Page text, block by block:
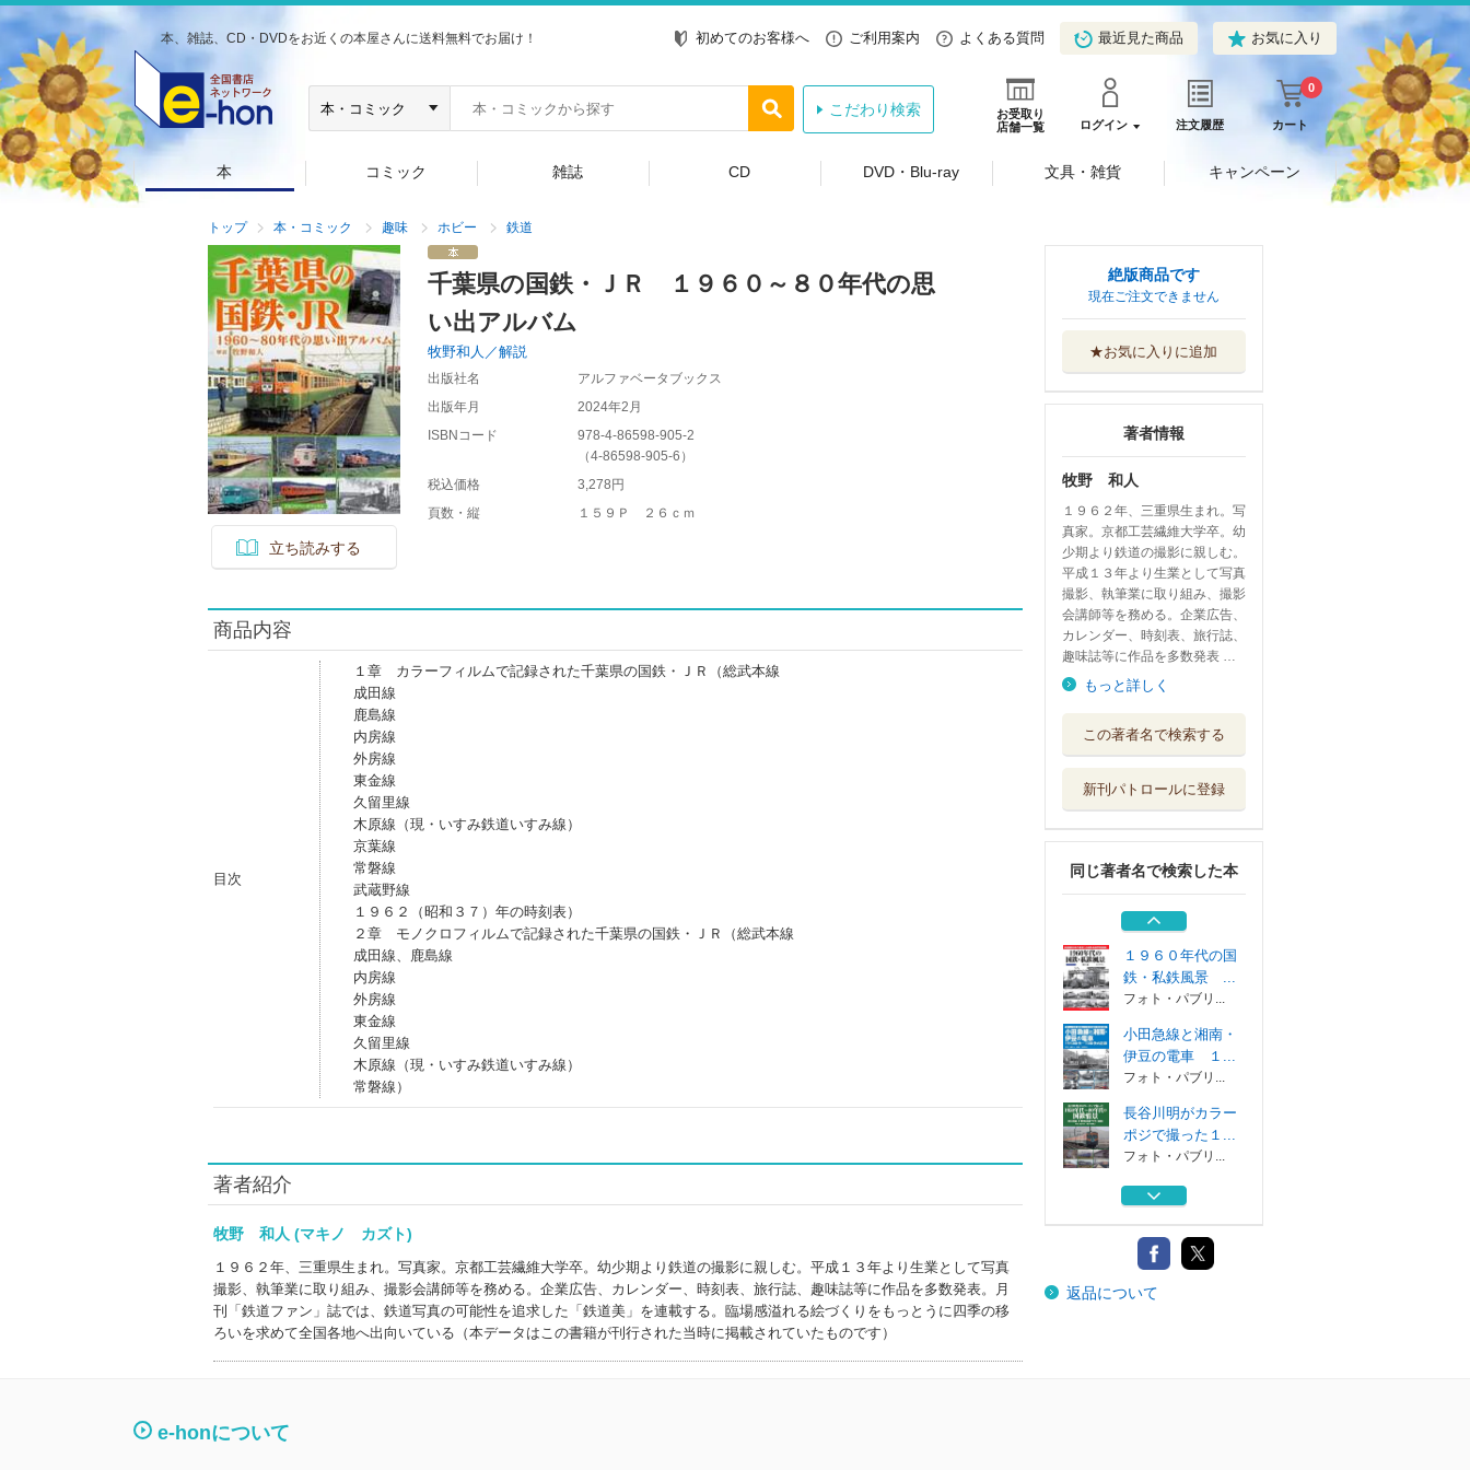
本、雑誌、CD・DVDをお近くの本屋さんに送料無料でお届け！ 初めてのお客様へ ご利用案内 よくある質問 最近見た商品 お気に入り
お受取り
店舗一覧
ログイン 注文履歴 カート
0
こだわり検索
本 コミック 雑誌 CD DVD・Blu-ray 文具・雑貨 キャンペーン
トップ 本・コミック 趣味 ホビー 鉄道
立ち読みする
千葉県の国鉄・ＪＲ １９６０～８０年代の思
い出アルバム
牧野和人／解説
出版社名
アルファベータブックス
出版年月
2024年2月
ISBNコード
978-4-86598-905-2
（4-86598-905-6 ）
税込価格
3,278円
頁数・縦
１５９Ｐ ２６ｃｍ
商品内容
目次
１章 カラーフィルムで記録された千葉県の国鉄・ＪＲ（総武本線
成田線
鹿島線
内房線
外房線
東金線
久留里線
木原線（現・いすみ鉄道いすみ線）
京葉線
常磐線
武蔵野線
１９６２（昭和３７）年の時刻表）
２章 モノクロフィルムで記録された千葉県の国鉄・ＪＲ（総武本線
成田線、鹿島線
内房線
外房線
東金線
久留里線
木原線（現・いすみ鉄道いすみ線）
常磐線）
著者紹介
牧野 和人 (マキノ カズト)
１９６２年、三重県生まれ。写真家。京都工芸繊維大学卒。幼少期より鉄道の撮影に親しむ。平成１３年より生業として写真
撮影、執筆業に取り組み、撮影会講師等を務める。企業広告、カレンダー、時刻表、旅行誌、趣味誌等に作品を多数発表。月
刊「鉄道ファン」誌では、鉄道写真の可能性を追求した「鉄道美」を連載する。臨場感溢れる絵づくりをもっとうに四季の移
ろいを求めて全国各地へ出向いている（本データはこの書籍が刊行された当時に掲載されていたものです）
絶版商品です
現在ご注文できません
★お気に入りに追加
著者情報
牧野 和人
１９６２年、三重県生まれ。写
真家。京都工芸繊維大学卒。幼
少期より鉄道の撮影に親しむ。
平成１３年より生業として写真
撮影、執筆業に取り組み、撮影
会講師等を務める。企業広告、
カレンダー、時刻表、旅行誌、
趣味誌等に作品を多数発表 …
もっと詳しく
この著者名で検索する
新刊パトロールに登録
同じ著者名で検索した本
ポジで撮った１...
長谷川明がカラー
フォト・パブリ...
昭和３７年３月九
州鉄道旅行写真...
フォト・パブリ...
１９６０年代の国
鉄・私鉄風景 ...
フォト・パブリ...
小田急線と湘南・
伊豆の電車 １...
フォト・パブリ...
長谷川明がカラー
ポジで撮った１...
フォト・パブリ...
長谷川明がカラー
フォト・パブリ...
昭和３７年３月九
州鉄道旅行写真...
返品について
e-honについて